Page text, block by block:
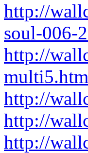
http://
soul-006-
http://
http://
http://
http://